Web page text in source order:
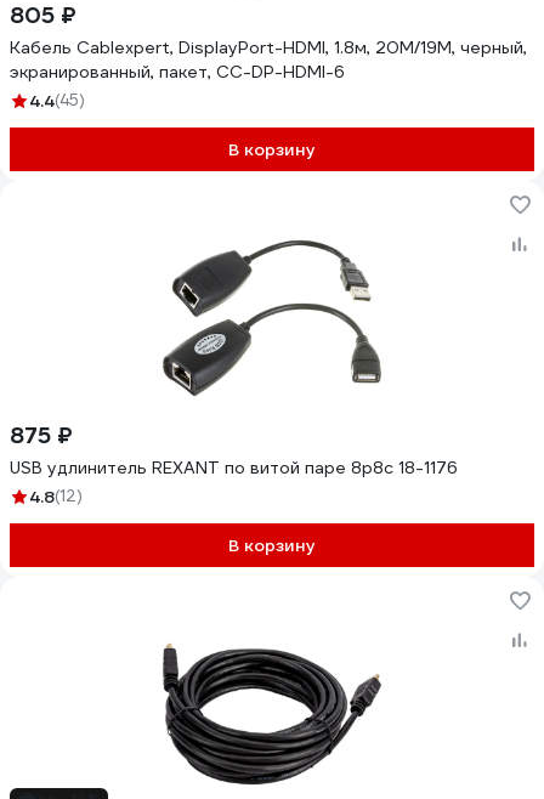
805 ₽
Кабель Cablexpert, DisplayPort-HDMI, 1.8м, 20M/19M, черный,
экранированный, пакет, CC-DP-HDMI-6
4.4(45)
В корзину
875 ₽
USB удлинитель REXANT по витой паре 8p8c 18-1176
4.8(12)
В корзину